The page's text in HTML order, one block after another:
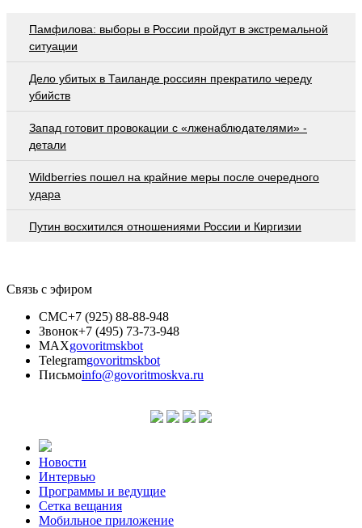
Памфилова: выборы в России пройдут в экстремальной
ситуации
Дело убитых в Таиланде россиян прекратило череду
убийств
Запад готовит провокации с «лженаблюдателями» -
детали
Wildberries пошел на крайние меры после очередного
удара
Путин восхитился отношениями России и Киргизии
Связь с эфиром
СМС+7 (925) 88-88-948
Звонок+7 (495) 73-73-948
MAXgovoritmskbot
Telegramgovoritmskbot
Письмоinfo@govoritmoskva.ru
Новости
Интервью
Программы и ведущие
Сетка вещания
Мобильное приложение